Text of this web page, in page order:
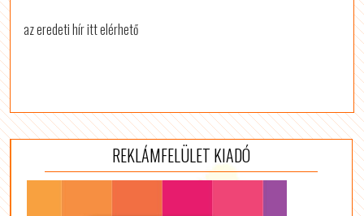
az eredeti hír itt elérhető
REKLÁMFELÜLET KIADÓ